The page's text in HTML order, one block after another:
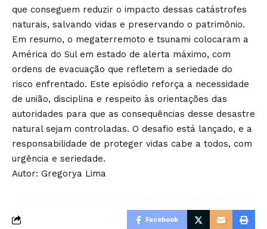
que conseguem reduzir o impacto dessas catástrofes
naturais, salvando vidas e preservando o patrimônio.
Em resumo, o megaterremoto e tsunami colocaram a
América do Sul em estado de alerta máximo, com
ordens de evacuação que refletem a seriedade do
risco enfrentado. Este episódio reforça a necessidade
de união, disciplina e respeito às orientações das
autoridades para que as consequências desse desastre
natural sejam controladas. O desafio está lançado, e a
responsabilidade de proteger vidas cabe a todos, com
urgência e seriedade.
Autor: Gregorya Lima
Facebook